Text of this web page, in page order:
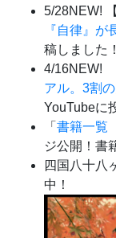
5/28NEW! 【
『自律』が
稿しました！
4/16NEW!
アル。3割
YouTubeに
「 書籍一覧
ジ公開！書
四国八十八
中！